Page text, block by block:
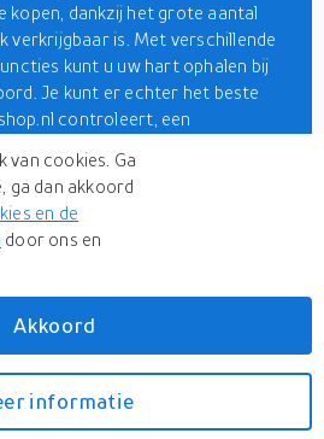
dankzij het grote aantal
verkrijgbaar is. Met verschillende
kunt u uw hart ophalen bij
Je kunt er echter het beste
controleert, een
zoekopdracht te beperken tot de
Winmau, Red Dragon en
merken als het gaat om
er ook voor dat jeAli Express,
voor de beste prijzen en keuzes.
van cookies. Ga
ga dan akkoord
en de
door ons en
Akkoord
informatie